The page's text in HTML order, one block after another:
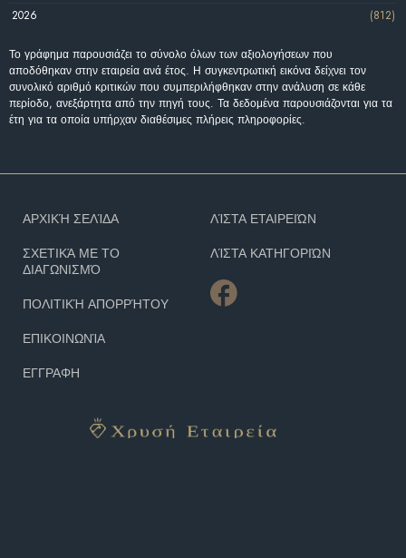
2026
(812)
Το γράφημα παρουσιάζει το σύνολο όλων των αξιολογήσεων που
αποδόθηκαν στην εταιρεία ανά έτος. Η συγκεντρωτική εικόνα δείχνει τον
συνολικό αριθμό κριτικών που συμπεριλήφθηκαν στην ανάλυση σε κάθε
περίοδο, ανεξάρτητα από την πηγή τους. Τα δεδομένα παρουσιάζονται για τα
έτη για τα οποία υπήρχαν διαθέσιμες πλήρεις πληροφορίες.
ΑΡΧΙΚΉ ΣΕΛΊΔΑ
ΣΧΕΤΙΚΆ ΜΕ ΤΟ
ΔΙΑΓΩΝΙΣΜΌ
ΠΟΛΙΤΙΚΉ ΑΠΟΡΡΉΤΟΥ
ΕΠΙΚΟΙΝΩΝΊΑ
ΕΓΓΡΑΦΗ
ΛΊΣΤΑ ΕΤΑΙΡΕΙΏΝ
ΛΊΣΤΑ ΚΑΤΗΓΟΡΙΏΝ